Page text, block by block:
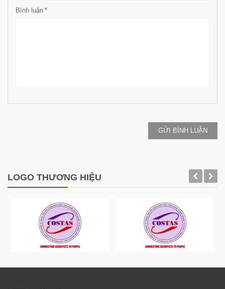
*
Bình luận
GỬI BÌNH LUẬN
LOGO THƯƠNG HIỆU